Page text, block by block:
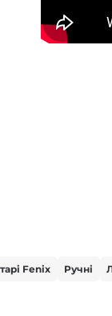
Fenix Ручні